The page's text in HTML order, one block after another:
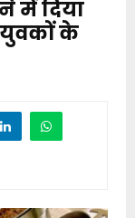
में दिया
युवकों के